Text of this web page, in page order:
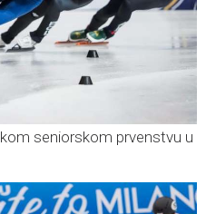
seniorskom prvenstvu u